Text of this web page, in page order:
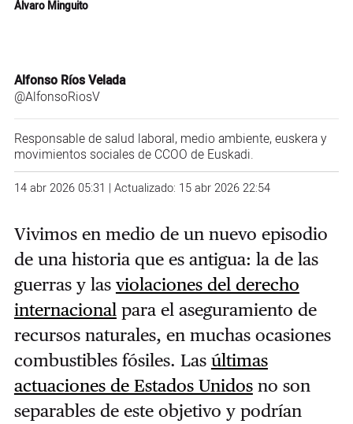
Álvaro Minguito
Alfonso Ríos Velada
@AlfonsoRiosV
Responsable de salud laboral, medio ambiente, euskera y
movimientos sociales de CCOO de Euskadi.
14 abr 2026 05:31 | Actualizado: 15 abr 2026 22:54
Vivimos en medio de un nuevo episodio
de una historia que es antigua: la de las
guerras y las violaciones del derecho
internacional para el aseguramiento de
recursos naturales, en muchas ocasiones
combustibles fósiles. Las últimas
actuaciones de Estados Unidosno son
separables de este objetivo y podrían